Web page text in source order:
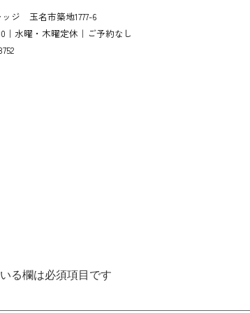
ジ 玉名市築地1777-6
｜水曜・木曜定休｜ご予約なし
る欄は必須項目です